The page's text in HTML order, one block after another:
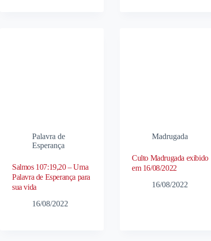
Palavra de
Esperança
Salmos 107:19,20 – Uma
Palavra de Esperança para
sua vida
16/08/2022
Madrugada
Culto Madrugada exibido
em 16/08/2022
16/08/2022